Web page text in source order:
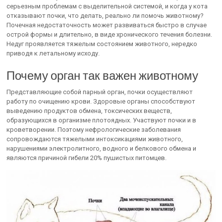
серьезным проблемам с выделительной системой, и когда у кота
отказывают почки, что делать, реально ли помочь животному?
Почечная недостаточность может развиваться быстро в случае
острой формы и длительно, в виде хронического течения болезни.
Недуг проявляется тяжелым состоянием животного, нередко
приводя к летальному исходу.
Почему орган так важен животному
Представляющие собой парный орган, почки осуществляют
работу по очищению крови. Здоровые органы способствуют
выведению продуктов обмена, токсических веществ,
образующихся в организме плотоядных. Участвуют почки и в
кроветворении. Поэтому нефрологические заболевания
сопровождаются тяжелыми интоксикациями животного,
нарушениями электролитного, водного и белкового обмена и
являются причиной гибели 20% пушистых питомцев.